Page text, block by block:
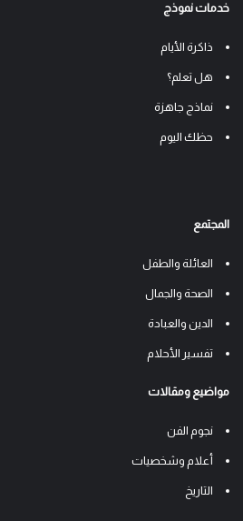
خدمات نموذج
ذاكرة الأيام
هل تعلم؟
نماذج جاهزة
حظك اليوم
المجتمع
العائلة والطفل
الصحة والجمال
الدين والعبادة
تفسير الأحلام
مواضيع ومقالات
نجوم الفن
أعلام وشخصيات
التاريخ